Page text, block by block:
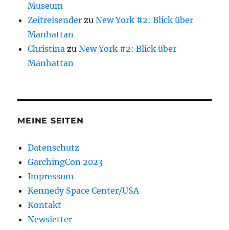
Museum
Zeitreisender zuNew York #2: Blick über
Manhattan
Christina zuNew York #2: Blick über
Manhattan
MEINE SEITEN
Datenschutz
GarchingCon 2023
Impressum
Kennedy Space Center/USA
Kontakt
Newsletter